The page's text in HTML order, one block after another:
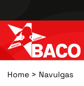
Home Navulgas